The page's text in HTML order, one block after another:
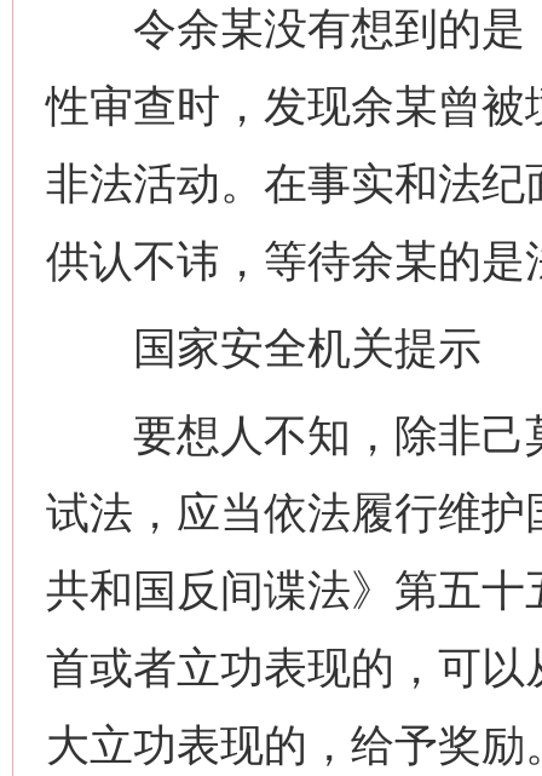
令余某没有想到的是
性审查时，发现余某曾
非法活动。在事实和法
供认不讳，等待余某的是
国家安全机关提示
要想人不知，除非己
试法，应当依法履行维
共和国反间谍法》第五
首或者立功表现的，可
大立功表现的，给予奖励